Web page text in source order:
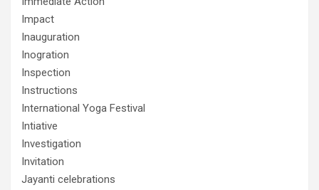
Impact
Inauguration
Inogration
Inspection
Instructions
International Yoga Festival
Intiative
Investigation
Invitation
Jayanti celebrations